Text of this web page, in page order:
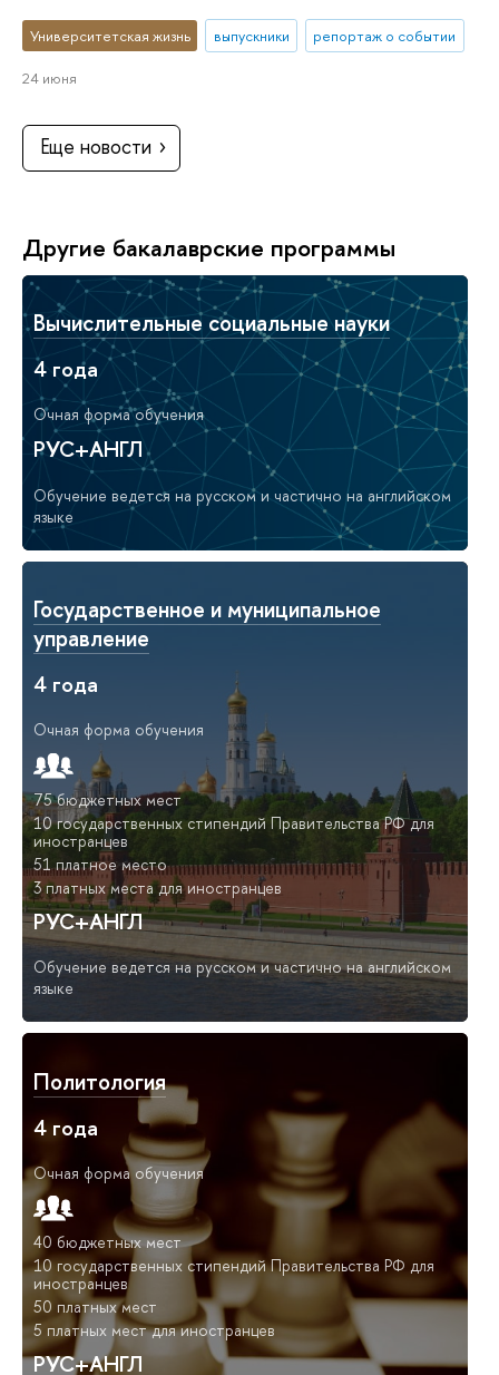
Университетская жизнь выпускники репортаж о событии
24 июня
Еще новости
Другие бакалаврские программы
Вычислительные социальные науки
4 года
Очная форма обучения
РУС+АНГЛ
Обучение ведется на русском и частично на английском
языке
Государственное и муниципальное
управление
4 года
Очная форма обучения
75 бюджетных мест
10 государственных стипендий Правительства РФ для
иностранцев
51 платное место
3 платных места для иностранцев
РУС+АНГЛ
Обучение ведется на русском и частично на английском
языке
Политология
4 года
Очная форма обучения
40 бюджетных мест
10 государственных стипендий Правительства РФ для
иностранцев
50 платных мест
5 платных мест для иностранцев
РУС+АНГЛ